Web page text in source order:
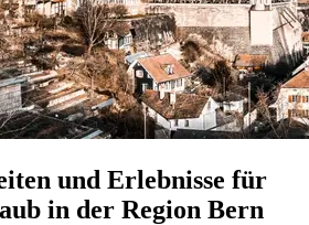
und Erlebnisse für
in der Region Bern